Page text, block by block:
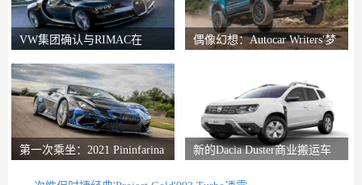
VW集团确认与RIMAC在
偶像幻想：Autocar Writers'梦
第一次乘坐：2021 Pininfarina
新的Dacia Duster商业搬运车